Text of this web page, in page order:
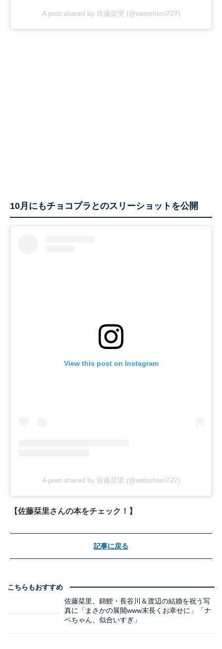
A post shared by 佐藤栞里 (@satoshiori727)
10月にもチョコプラとのスリーショットを公開
View this post on Instagram
A post shared by 佐藤栞里 (@satoshiori727)
【佐藤栞里さんの本をチェック！】
記事に戻る
こちらもおすすめ
佐藤栞里、錦鯉・長谷川＆渡辺の結婚を祝う写
真に「まさかの展開www末長くお幸せに」「ナ
ベちゃん、似合いすぎ」